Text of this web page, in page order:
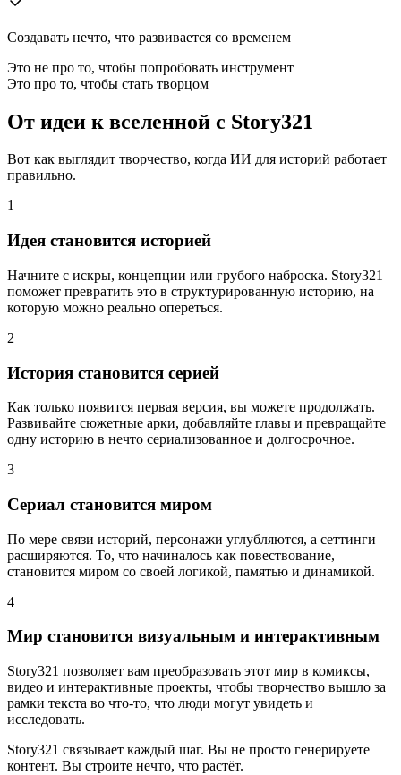
Создавать нечто, что развивается со временем
Это не про то, чтобы попробовать инструмент
Это про то, чтобы стать творцом
От идеи к вселенной с Story321
Вот как выглядит творчество, когда ИИ для историй работает
правильно.
1
Идея становится историей
Начните с искры, концепции или грубого наброска. Story321
поможет превратить это в структурированную историю, на
которую можно реально опереться.
2
История становится серией
Как только появится первая версия, вы можете продолжать.
Развивайте сюжетные арки, добавляйте главы и превращайте
одну историю в нечто сериализованное и долгосрочное.
3
Сериал становится миром
По мере связи историй, персонажи углубляются, а сеттинги
расширяются. То, что начиналось как повествование,
становится миром со своей логикой, памятью и динамикой.
4
Мир становится визуальным и интерактивным
Story321 позволяет вам преобразовать этот мир в комиксы,
видео и интерактивные проекты, чтобы творчество вышло за
рамки текста во что-то, что люди могут увидеть и
исследовать.
Story321 связывает каждый шаг. Вы не просто генерируете
контент. Вы строите нечто, что растёт.